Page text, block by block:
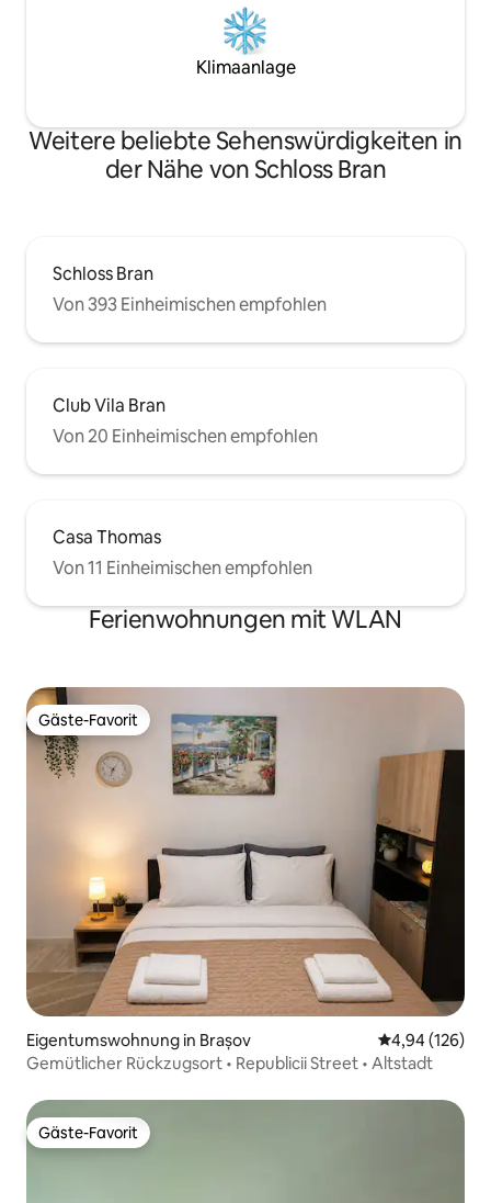
Klimaanlage
Weitere beliebte Sehenswürdigkeiten in
der Nähe von Schloss Bran
Schloss Bran
Von 393 Einheimischen empfohlen
Club Vila Bran
Von 20 Einheimischen empfohlen
Casa Thomas
Von 11 Einheimischen empfohlen
Ferienwohnungen mit WLAN
Gäste-Favorit
Gäste-Favorit
Eigentumswohnung in Brașov
4,94 (126)
Gemütlicher Rückzugsort • Republicii Street • Altstadt
Gäste-Favorit
Gäste-Favorit